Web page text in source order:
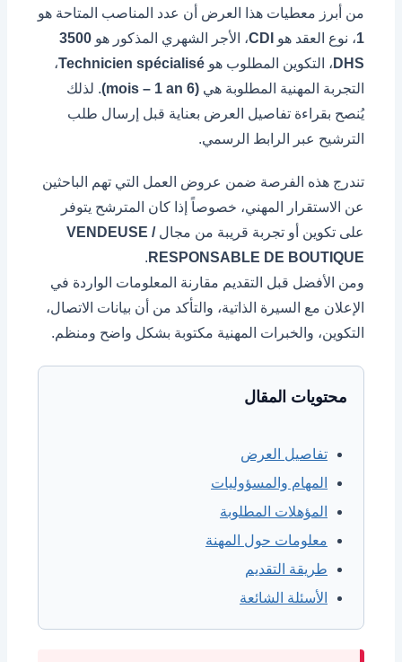
من أبرز معطيات هذا العرض أن عدد المناصب المتاحة هو
1، نوع العقد هو CDI، الأجر الشهري المذكور هو 3500
DHS ، التكوين المطلوب هو Technicien spécialisé،
التجربة المهنية المطلوبة هي (6 mois – 1 an)
. لذلك
يُنصح بقراءة تفاصيل العرض بعناية قبل إرسال طلب
الترشيح عبر الرابط الرسمي.
تندرج هذه الفرصة ضمن عروض العمل التي تهم الباحثين
عن الاستقرار المهني، خصوصاً إذا كان المترشح يتوفر
على تكوين أو تجربة قريبة من مجالVENDEUSE /
RESPONSABLE DE BOUTIQUE
.
ومن الأفضل قبل التقديم مقارنة المعلومات الواردة في
الإعلان مع السيرة الذاتية، والتأكد من أن بيانات الاتصال،
التكوين، والخبرات المهنية مكتوبة بشكل واضح ومنظم.
محتويات المقال
تفاصيل العرض
المهام والمسؤوليات
المؤهلات المطلوبة
معلومات حول المهنة
طريقة التقديم
الأسئلة الشائعة